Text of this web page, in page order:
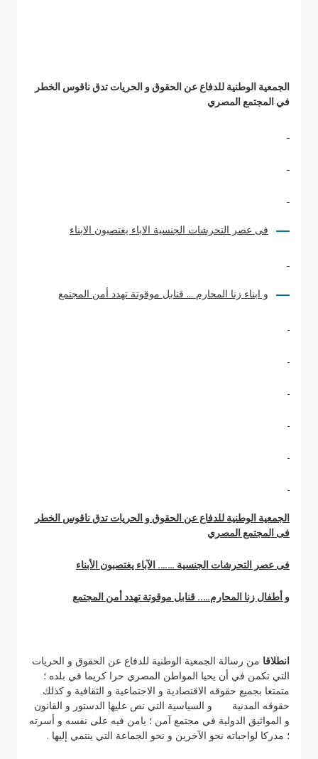
الجمعية الوطنية للدفاع عن الحقوق و الحريات تدق ناقوس الخطر
في المجتمع المصري
فى عصر التحرشات الجنسية الاباء يغتصبون الابناء
و ابناء زنا المحارم … قنابل موقوتة تهدد أمن المجتمع
الجمعية الوطنية للدفاع عن الحقوق و الحريات تدق ناقوس الخطر
فى المجتمع المصري
فى عصر التحرشات الجنسية ……. الآباء يغتصبون الأبناء
و أطفال زنا المحارم….. قنابل موقوتة تهدد أمن المجتمع
انطلاقا من رسالة الجمعية الوطنية للدفاع عن الحقوق و الحريات
التي تكمن في أن يحيا المواطن المصري حرا كريما في بلده ؛
متمتعا بجميع حقوقه الاقتصادية و الاجتماعية و الثقافية و كذلك
حقوقه المدنية و السياسية التي نص عليها الدستور و القانون
و المواثيق الدولية في مجتمع آمن ؛ يامن فيه على نفسه و أسرته
؛ مدركا لواجباته نحو الآخرين و نحو الجماعة التي ينتمي إليها .